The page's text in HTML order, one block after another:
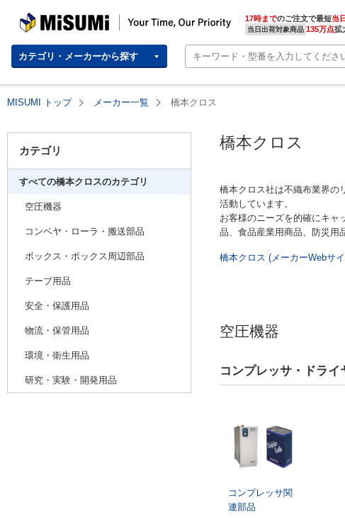
MISUMI | Your Time, Our Priority 17時までのご注文で最短当
当日出荷対象商品 135万点拡
カテゴリ・メーカーから探す
MISUMI トップ メーカー一覧 橋本クロス
カテゴリ
すべての橋本クロスのカテゴリ
空圧機器
コンベヤ・ローラ・搬送部品
ボックス・ボックス周辺部品
テープ用品
安全・保護用品
物流・保管用品
環境・衛生用品
研究・実験・開発用品
橋本クロス
橋本クロス社は不織布業界の
活動しています。
お客様のニーズを的確にキャ
品、食品産業用商品、防災用
橋本クロス (メーカーWebサ
空圧機器
コンプレッサ・ドラ
コンプレッサ関
連部品